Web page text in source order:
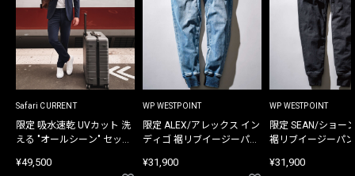
Safari CURRENT
限定 吸水速乾 UVカット 洗
える "オールシーン" セット
¥49,500
WP WESTPOINT
限定 ALEX/アレックス イン
ディゴ 裾リブイージーパン
¥31,900
WP WESTPOINT
限定 SEAN/ショー
裾リブイージーパ
¥31,900